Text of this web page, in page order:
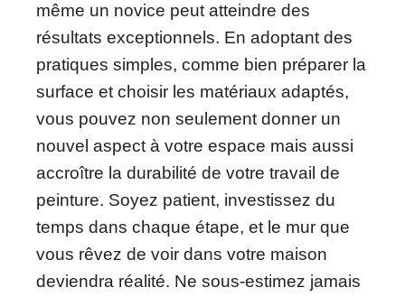
même un novice peut atteindre des
résultats exceptionnels. En adoptant des
pratiques simples, comme bien préparer la
surface et choisir les matériaux adaptés,
vous pouvez non seulement donner un
nouvel aspect à votre espace mais aussi
accroître la durabilité de votre travail de
peinture. Soyez patient, investissez du
temps dans chaque étape, et le mur que
vous rêvez de voir dans votre maison
deviendra réalité. Ne sous-estimez jamais